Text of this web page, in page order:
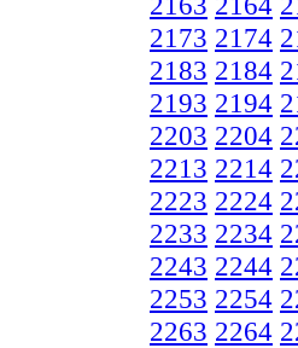
2173 2174
2183 2184
2193 2194
2203 2204
2213 2214
2223 2224
2233 2234
2243 2244
2253 2254
2263 2264